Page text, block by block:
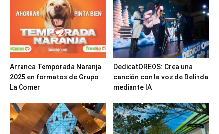
Arranca Temporada Naranja
2025 en formatos de Grupo
La Comer
DedicatOREOS: Crea una
canción con la voz de Belinda
mediante IA